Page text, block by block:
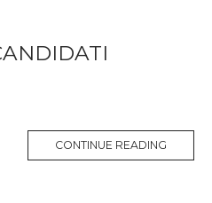
CONTINUE READING